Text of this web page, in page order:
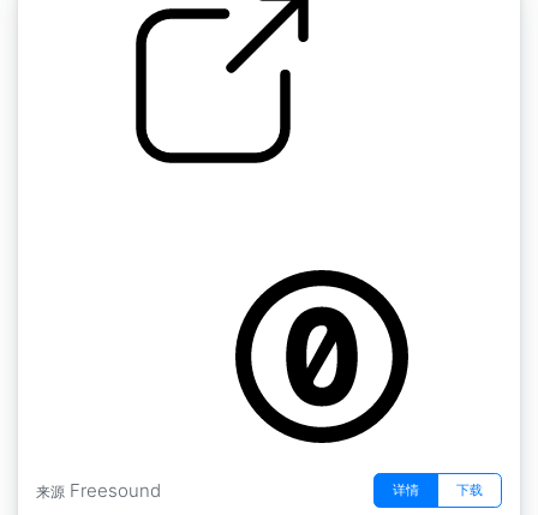
来源 Freesound 详情 下载